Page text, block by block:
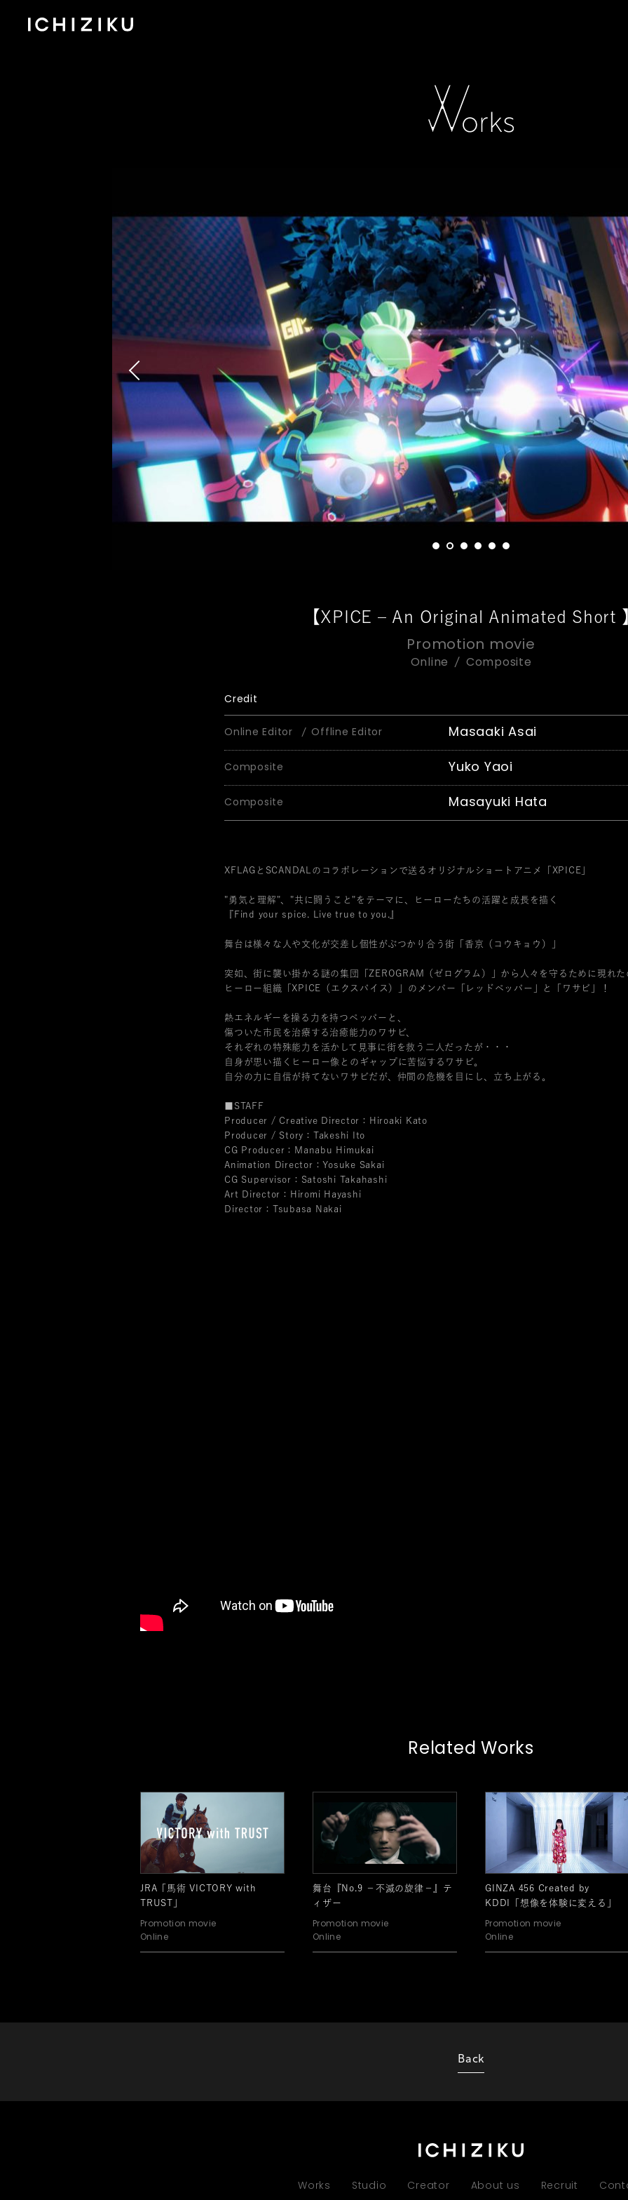
【XPICE – An Original Animated Short
Promotion movie
Online Composite
Credit
Online Editor Offline Editor Masaaki Asai
Composite Yuko Yaoi
Composite Masayuki Hata
XFLAGとSCANDALのコラボレーションで送るオリジナルショートアニメ「XPICE」
"勇気と理解"、"共に闘うこと"をテーマに、ヒーローたちの活躍と成長を描く
『Find your spice. Live true to you.』
舞台は様々な人や文化が交差し個性がぶつかり合う街「香京（コウキョウ）」
突如、街に襲い掛かる謎の集団「ZEROGRAM（ゼログラム）」から人々を守るために現れた
ヒーロー組織「XPICE（エクスパイス）」のメンバー「レッドペッパー」と「ワサビ」！
熱エネルギーを操る力を持つペッパーと、
傷ついた市民を治療する治癒能力のワサビ、
それぞれの特殊能力を活かして見事に街を救う二人だったが・・・
自身が思い描くヒーロー像とのギャップに苦悩するワサビ。
自分の力に自信が持てないワサビだが、仲間の危機を目にし、立ち上がる。
■STAFF
Producer / Creative Director：Hiroaki Kato
Producer / Story：Takeshi Ito
CG Producer：Manabu Himukai
Animation Director：Yosuke Sakai
CG Supervisor：Satoshi Takahashi
Art Director：Hiromi Hayashi
Director：Tsubasa Nakai
Related Works
JRA「馬術 VICTORY with
TRUST」
Promotion movie
Online
舞台『No.9 －不滅の旋律－』テ
ィザー
Promotion movie
Online
GINZA 456 Created by
KDDI「想像を体験に変える」
Promotion movie
Online
Back
Works Studio Creator About us Recruit